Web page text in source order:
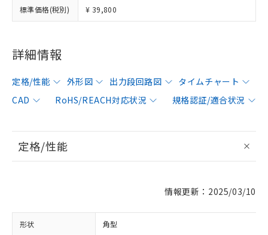
標準価格(税別) ¥ 39,800
詳細情報
定格/性能 外形図 出力段回路図
タイムチャート
CAD
RoHS/REACH対応状況 規格認証/適合状況
定格/性能
情報更新：2025/03/10
形状 角型